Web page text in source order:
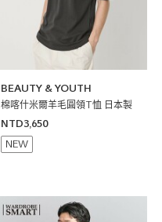
BEAUTY & YOUTH
棉喀什米爾羊毛圓領T恤 日本製
NTD3,650
NEW